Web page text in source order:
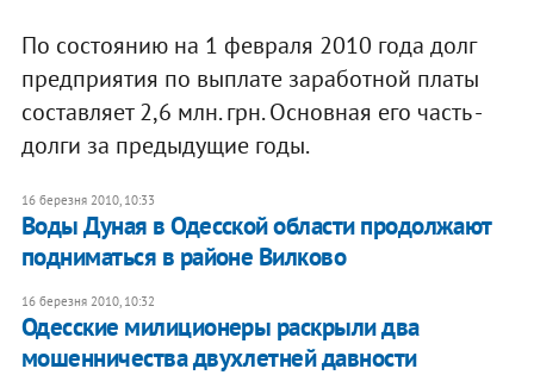
По состоянию на 1 февраля 2010 года долг
предприятия по выплате заработной платы
составляет 2,6 млн. грн. Основная его часть -
долги за предыдущие годы.
16 березня 2010, 10:33
Воды Дуная в Одесской области продолжают
подниматься в районе Вилково
16 березня 2010, 10:32
Одесские милиционеры раскрыли два
мошенничества двухлетней давности